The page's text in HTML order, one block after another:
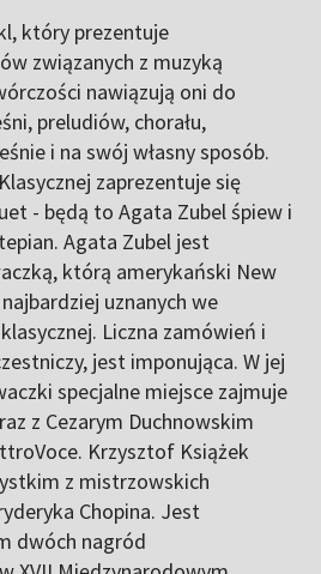
który prezentuje
związanych z muzyką
nawiązują oni do
preludiów, chorału,
i na swój własny sposób.
zaprezentuje się
- będą to Agata Zubel śpiew i
Agata Zubel jest
którą amerykański New
uznanych we
Liczna zamówień i
jest imponująca. W jej
specjalne miejsce zajmuje
z Cezarym Duchnowskim
Krzysztof Książek
z mistrzowskich
Chopina. Jest
dwóch nagród